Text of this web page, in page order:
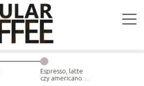
Espresso, latte
czy americano –